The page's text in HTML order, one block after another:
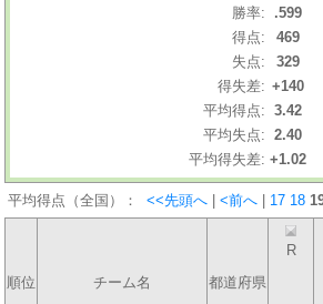
勝率:
.599
得点:
469
失点:
329
得失差: +140
平均得点: 3.42
平均失点: 2.40
平均得失差: +1.02
平均得点（全国）： <<先頭へ <前へ 17 18
順位 チーム名 都道府県
R